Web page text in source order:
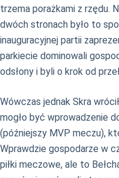
trzema porażkami z rzędu.
dwóch stronach było to
inauguracyjnej partii
parkiecie dominowali
odsłony i byli o krok od
Wówczas jednak Skra
mogło być wprowadzenie
(późniejszy MVP meczu),
Wprawdzie gospodarze w
piłki meczowe, ale to